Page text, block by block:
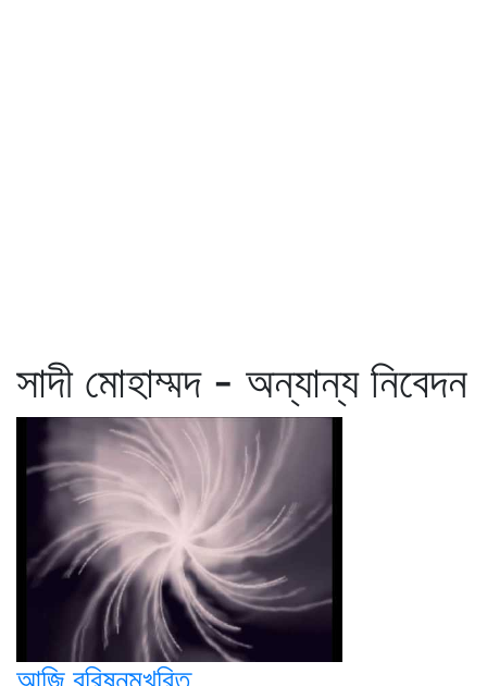
সাদী মোহাম্মদ - অন্যান্য নিবেদন